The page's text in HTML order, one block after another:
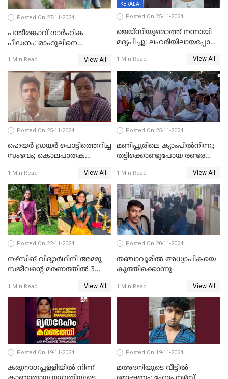
Posted On 27-11-2024
പന്തീരങ്കാവ് ഗാർഹിക
പീഡനം; രാഹുലിനെ
പൊലീസ് കോടതിയിൽ
അപേക്ഷ നൽകും
1 Min Read View All
KERALA
Posted On 25-11-2024
ജെയ്‌സിയുമൊത്ത് നന്നായി
മദ്യപിച്ചു; ലഹരിയിലായപ്പോൾ
പലവട്ടം അടിച്ചു;
നിലവിളിച്ചപ്പോൾ മുഖത്ത്
തലയിണ വച്ചമർത്തി;
അരുംകൊലയിൽ യുവാവും
യുവതിയും പിടിയിൽ
1 Min Read View All
Posted On 25-11-2024
ഹെയര്‍ ഡ്രയര്‍ പൊട്ടിത്തെറിച്ച
സംഭവം; കൊലപാതക
ചെയ്തു
1 Min Read View All
Posted On 25-11-2024
മണിപ്പുരിലെ ക്യാംപില്‍നിന്നു
തട്ടിക്കൊണ്ടുപോയ രണ്ടര
പീഡനത്തിനിരയായി
1 Min Read View All
Posted On 22-11-2024
നഴ്സിങ് വിദ്യാര്‍ഥിനി അമ്മു
സജീവന്റെ മരണത്തില്‍ 3
രേഖപ്പെടുത്തി
1 Min Read View All
Posted On 20-11-2024
തഞ്ചാവൂരില്‍ അധ്യാപികയെ
കുത്തിക്കൊന്നു
1 Min Read View All
Posted On 19-11-2024
കരുനാഗപ്പള്ളിയില്‍ നിന്ന്
Posted On 19-11-2024
മഅദനിയുടെ വീട്ടിൽ